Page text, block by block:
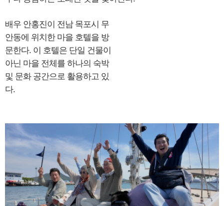
배우 안홍진이 전남 목포시 무
안동에 위치한 마을 호텔을 방
문한다. 이 호텔은 단일 건물이
아닌 마을 전체를 하나의 숙박
및 문화 공간으로 활용하고 있
다.